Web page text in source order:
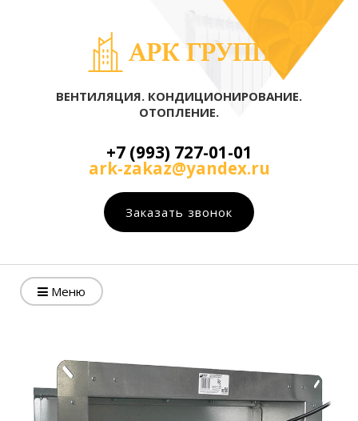
ВЕНТИЛЯЦИЯ. КОНДИЦИОНИРОВАНИЕ.
ОТОПЛЕНИЕ.
+7 (993) 727-01-01
ark-zakaz@yandex.ru
Заказать звонок
Меню